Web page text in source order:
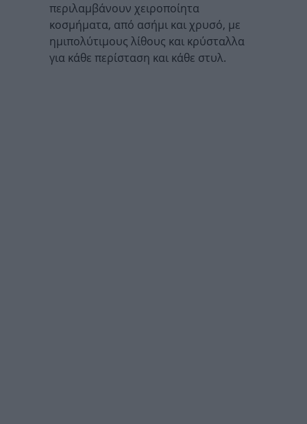
περιλαμβάνουν χειροποίητα
κοσμήματα, από ασήμι και χρυσό, με
ημιπολύτιμους λίθους και κρύσταλλα
για κάθε περίσταση και κάθε στυλ.